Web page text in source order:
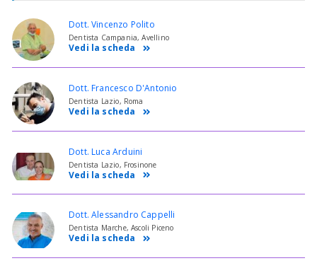
Dott. Vincenzo Polito
Dentista Campania, Avellino
Vedi la scheda
Dott. Francesco D'Antonio
Dentista Lazio, Roma
Vedi la scheda
Dott. Luca Arduini
Dentista Lazio, Frosinone
Vedi la scheda
Dott. Alessandro Cappelli
Dentista Marche, Ascoli Piceno
Vedi la scheda